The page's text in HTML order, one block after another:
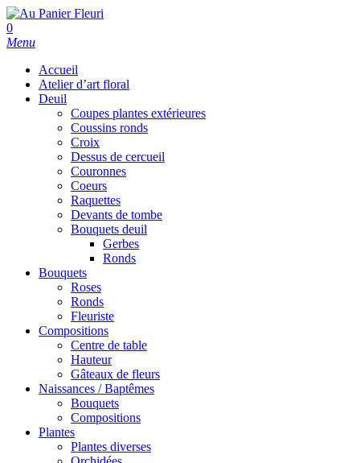
Skip
to
main
search
0
Menu
Accueil
Atelier d’art floral
Deuil
Coupes plantes extérieures
Coussins ronds
Croix
Dessus de cercueil
Couronnes
Coeurs
Raquettes
Devants de tombe
Bouquets deuil
Gerbes
Ronds
Bouquets
Roses
Ronds
Fleuriste
Compositions
Centre de table
Hauteur
Gâteaux de fleurs
Naissances / Baptêmes
Bouquets
Compositions
Plantes
Plantes diverses